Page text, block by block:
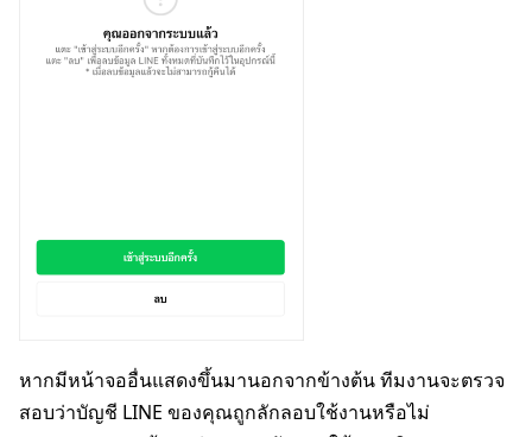
หากมีหน้าจออื่นแสดงขึ้นมานอกจากข้างต้น ทีมงานจะตรวจ
สอบว่าบัญชี LINE ของคุณถูกลักลอบใช้งานหรือไม่